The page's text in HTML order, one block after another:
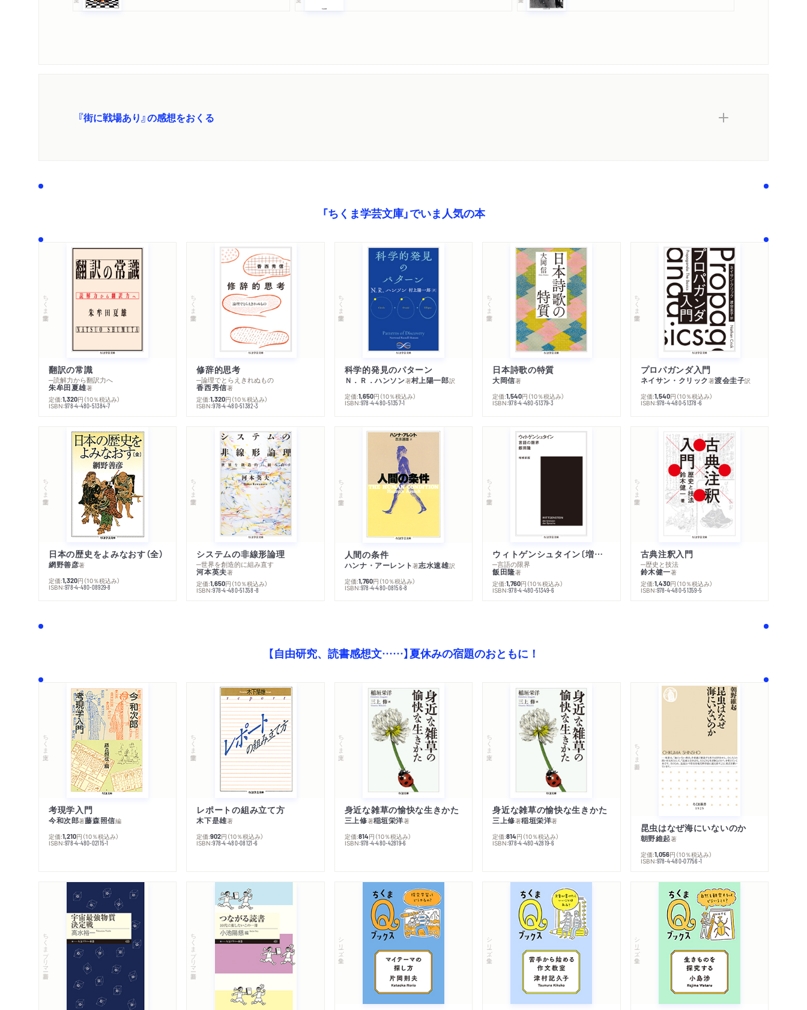
『街に戦場あり』の感想をおくる
「ちくま学芸文庫」でいま人気の本
ちくま学芸文庫
翻訳の常識
─読解力から翻訳力へ
朱牟田夏雄著
定価:1,320円 （10％税込み）
ISBN:978-4-480-51384-7
ちくま学芸文庫
修辞的思考
─論理でとらえきれぬもの
香西秀信著
定価:1,320円 （10％税込み）
ISBN:978-4-480-51382-3
ちくま学芸文庫
科学的発見のパターン
Ｎ．Ｒ．ハンソン著村上陽一郎訳
定価:1,650円 （10％税込み）
ISBN:978-4-480-51357-1
ちくま学芸文庫
日本詩歌の特質
大岡信著
定価:1,540円 （10％税込み）
ISBN:978-4-480-51379-3
ちくま学芸文庫
プロパガンダ入門
ネイサン・クリック著渡会圭子訳
定価:1,540円 （10％税込み）
ISBN:978-4-480-51378-6
ちくま学芸文庫
日本の歴史をよみなおす（全）
網野善彦著
定価:1,320円 （10％税込み）
ISBN:978-4-480-08929-8
ちくま学芸文庫
システムの非線形論理
─世界を創造的に組み直す
河本英夫著
定価:1,650円 （10％税込み）
ISBN:978-4-480-51358-8
ちくま学芸文庫
人間の条件
ハンナ・アーレント著志水速雄訳
定価:1,760円 （10％税込み）
ISBN:978-4-480-08156-8
ちくま学芸文庫
ウィトゲンシュタイン〔増補新版〕
─言語の限界
飯田隆著
定価:1,760円 （10％税込み）
ISBN:978-4-480-51349-6
ちくま学芸文庫
古典注釈入門
─歴史と技法
鈴木健一著
定価:1,430円 （10％税込み）
ISBN:978-4-480-51359-5
【自由研究、読書感想文……】夏休みの宿題のおともに！
ちくま文庫
考現学入門
今和次郎著藤森照信編
定価:1,210円 （10％税込み）
ISBN:978-4-480-02115-1
ちくま学芸文庫
レポートの組み立て方
木下是雄著
定価:902円 （10％税込み）
ISBN:978-4-480-08121-6
ちくま文庫
身近な雑草の愉快な生きかた
三上修著稲垣栄洋著
定価:814円 （10％税込み）
ISBN:978-4-480-42819-6
ちくま文庫
身近な雑草の愉快な生きかた
三上修著稲垣栄洋著
定価:814円 （10％税込み）
ISBN:978-4-480-42819-6
ちくま新書
昆虫はなぜ海にいないのか
朝野維起著
定価:1,056円 （10％税込み）
ISBN:978-4-480-07756-1
ちくまプリマー新書 ちくまプリマー新書 シリーズ・全集 シリーズ・全集 シリーズ・全集